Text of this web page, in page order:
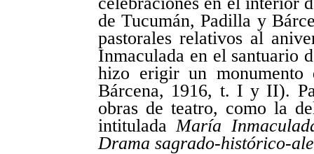
de Tucumán, Padilla y
pastorales relativos al
Inmaculada en el santuario
hizo erigir un
Bárcena, 1916, t. I y II).
obras de teatro, como la
intitulada María
Drama sagrado-histórico-